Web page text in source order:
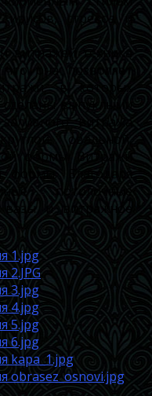
ирисов, стрекоз и
техника
она позволяет
в которых
выпуклыми
витража
овальной,
формы. Витражи
Благодаря
потолочные
вазы и витражное